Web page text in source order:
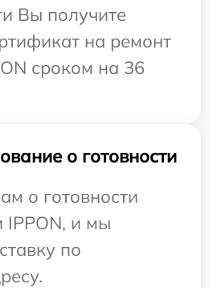
Вы получите
на ремонт
сроком на 36
о готовности
о готовности
IPPON, и мы
по